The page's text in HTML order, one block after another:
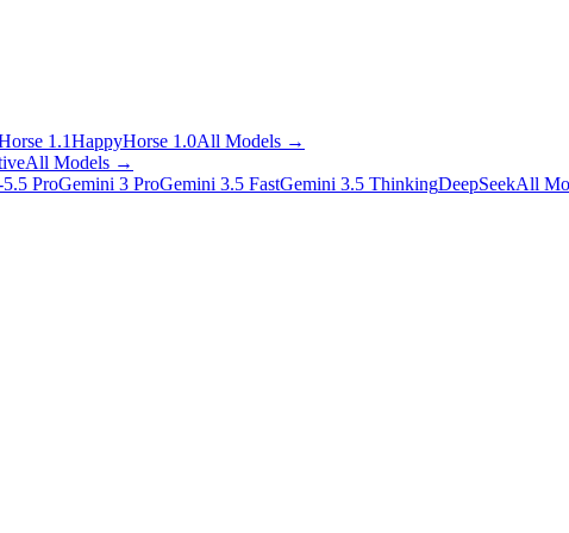
1.1HappyHorse 1.0All Models →
All Models →
ProGemini 3 ProGemini 3.5 FastGemini 3.5 ThinkingDeepSeekAll